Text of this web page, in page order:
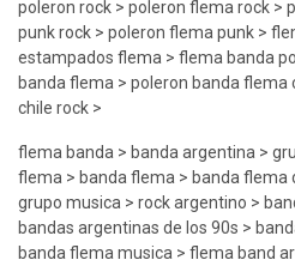
poleron rock > poleron flema rock >
punk rock > poleron flema punk >
estampados flema > flema banda
banda flema > poleron banda
chile rock >
flema banda > banda argentina >
flema > banda flema > banda flema
grupo musica > rock argentino >
bandas argentinas de los 90s >
banda flema musica > flema band